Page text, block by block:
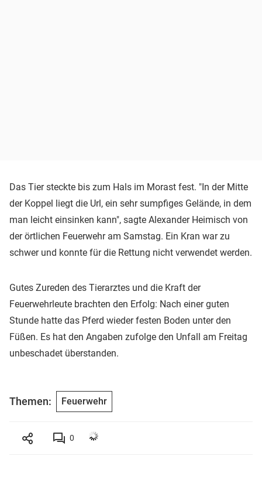
Das Tier steckte bis zum Hals im Morast fest. "In der Mitte
der Koppel liegt die Url, ein sehr sumpfiges Gelände, in dem
man leicht einsinken kann", sagte Alexander Heimisch von
der örtlichen Feuerwehr am Samstag. Ein Kran war zu
schwer und konnte für die Rettung nicht verwendet werden.
Gutes Zureden des Tierarztes und die Kraft der
Feuerwehrleute brachten den Erfolg: Nach einer guten
Stunde hatte das Pferd wieder festen Boden unter den
Füßen. Es hat den Angaben zufolge den Unfall am Freitag
unbeschadet überstanden.
Themen: Feuerwehr
0